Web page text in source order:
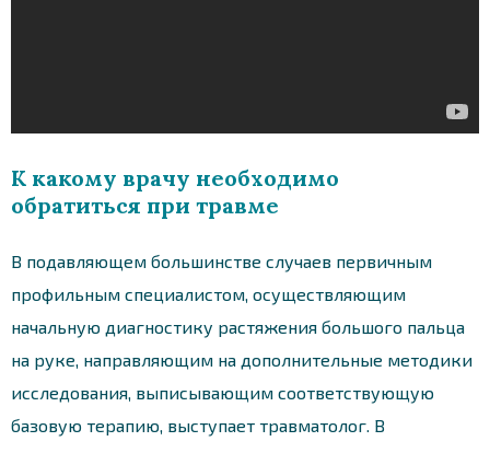
К какому врачу необходимо
обратиться при травме
В подавляющем большинстве случаев первичным
профильным специалистом, осуществляющим
начальную диагностику растяжения большого пальца
на руке, направляющим на дополнительные методики
исследования, выписывающим соответствующую
базовую терапию, выступает травматолог. В